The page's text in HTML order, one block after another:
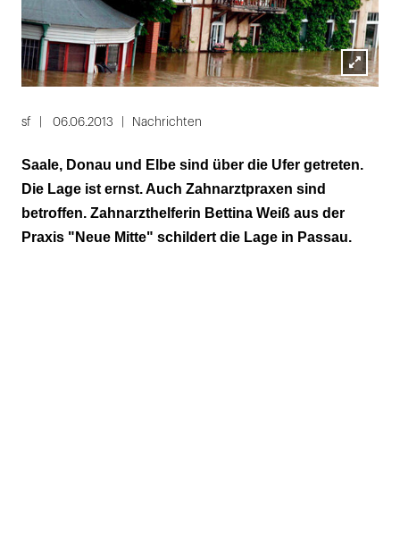
Lightbox
sf 06.06.2013 Nachrichten
Saale, Donau und Elbe sind über die Ufer getreten.
Die Lage ist ernst. Auch Zahnarztpraxen sind
betroffen. Zahnarzthelferin Bettina Weiß aus der
Praxis "Neue Mitte" schildert die Lage in Passau.